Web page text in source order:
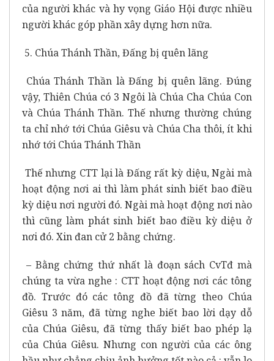
của người khác và hy vọng Giáo Hội được nhiều
người khác góp phần xây dựng hơn nữa.
5. Chúa Thánh Thần, Đấng bị quên lãng
Chúa Thánh Thần là Đấng bị quên lãng. Đúng
vậy, Thiên Chúa có 3 Ngôi là Chúa Cha Chúa Con
và Chúa Thánh Thần. Thế nhưng thường chúng
ta chỉ nhớ tới Chúa Giêsu và Chúa Cha thôi, ít khi
nhớ tới Chúa Thánh Thần
Thế nhưng CTT lại là Đấng rất kỳ diệu, Ngài mà
hoạt động nơi ai thì làm phát sinh biết bao điều
kỳ diệu nơi người đó. Ngài mà hoạt động nơi nào
thì cũng làm phát sinh biết bao điều kỳ diệu ở
nơi đó. Xin đan cử 2 bằng chứng.
– Bằng chứng thứ nhất là đoạn sách CvTđ mà
chúng ta vừa nghe : CTT hoạt động nơi các tông
đồ. Trước đó các tông đồ đã từng theo Chúa
Giêsu 3 năm, đã từng nghe biết bao lời dạy dỗ
của Chúa Giêsu, đã từng thấy biết bao phép lạ
của Chúa Giêsu. Nhưng con người của các ông